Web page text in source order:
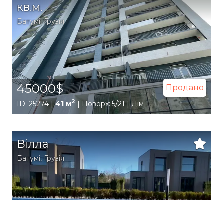
кв.м.
Батумі,Грузія
45000$ Продано
ID: 25274 |41 м2 | Поверх: 5/21 | Дім
Вілла
Батумі,Грузія